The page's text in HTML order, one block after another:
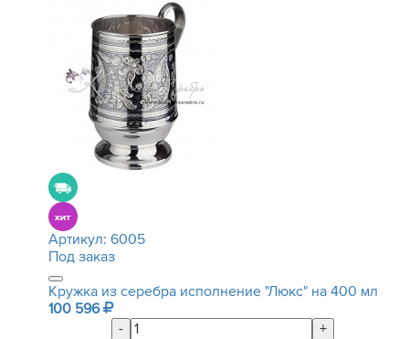
Артикул: 6005
Под заказ
Кружка из серебра исполнение "Люкс" на 400 мл
100 596
-
+